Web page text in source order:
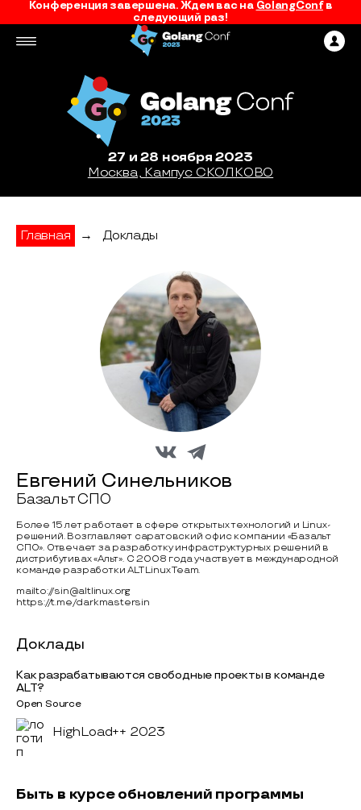
Конференция завершена. Ждем вас на GolangConfв
следующий раз!
27 и 28 ноября 2023
Москва, Кампус СКОЛКОВО
Главная → Доклады
Евгений Синельников
Базальт СПО
Более 15 лет работает в сфере открытых технологий и Linux-
решений. Возглавляет саратовский офис компании «Базальт
СПО». Отвечает за разработку инфраструктурных решений в
дистрибутивах «Альт». С 2008 года участвует в международной
команде разработки ALT Linux Team.
mailto://sin@altlinux.org
https://t.me/darkmastersin
Доклады
Как разрабатываются свободные проекты в команде
ALT?
Open Source
HighLoad++ 2023
Быть в курсе обновлений программы